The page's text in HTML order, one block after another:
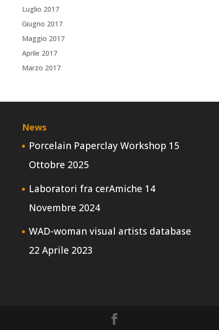
Luglio 2017
Giugno 2017
Maggio 2017
Aprile 2017
Marzo 2017
News
Porcelain Paperclay Workshop 15
Ottobre 2025
Laboratori fra cerAmiche 14
Novembre 2024
WAD-woman visual artists database
22 Aprile 2023